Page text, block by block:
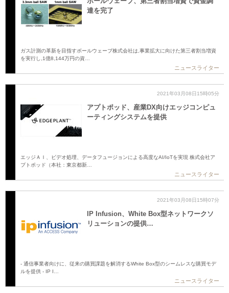
達を完了
ガス計測の革新を目指すボールウェーブ株式会社は,事業拡大に向けた第三者割当増資
を実行し,1億8,144万円の資…
ニュースライター
2021年03月08日15時05分
アプトポッド、産業DX向けエッジコンピュ
ーティングシステムを提供
エッジＡＩ、ビデオ処理、データフュージョンによる高度なAI/IoTを実現 株式会社ア
プトポッド（本社：東京都新…
ニュースライター
2021年03月08日15時07分
IP Infusion、White Box型ネットワークソ
リューションの提供…
- 通信事業者向けに、従来の購買課題を解消するWhite Box型のシームレスな購買モデ
ルを提供 - IP I…
ニュースライター